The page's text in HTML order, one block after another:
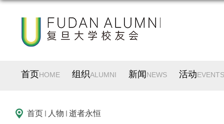
首页HOME 组织ALUMNI 新闻 NEWS 活动EVENTS
首页 人物 逝者永恒